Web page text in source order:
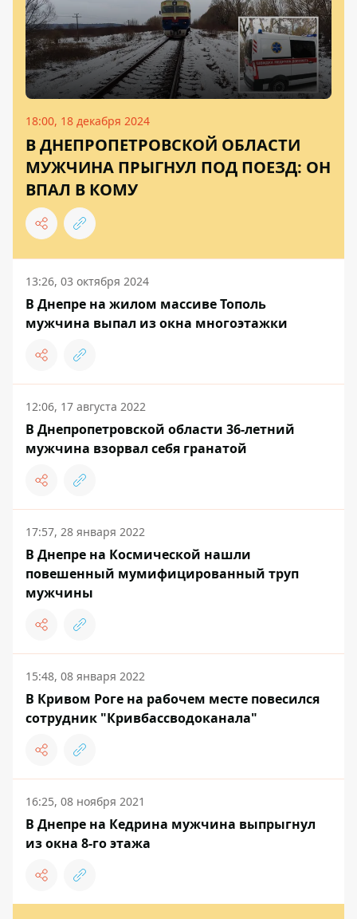
18:00, 18 декабря 2024
В ДНЕПРОПЕТРОВСКОЙ ОБЛАСТИ
МУЖЧИНА ПРЫГНУЛ ПОД ПОЕЗД: ОН
ВПАЛ В КОМУ
13:26, 03 октября 2024
В Днепре на жилом массиве Тополь
мужчина выпал из окна многоэтажки
12:06, 17 августа 2022
В Днепропетровской области 36-летний
мужчина взорвал себя гранатой
17:57, 28 января 2022
В Днепре на Космической нашли
повешенный мумифицированный труп
мужчины
15:48, 08 января 2022
В Кривом Роге на рабочем месте повесился
сотрудник "Кривбассводоканала"
16:25, 08 ноября 2021
В Днепре на Кедрина мужчина выпрыгнул
из окна 8-го этажа